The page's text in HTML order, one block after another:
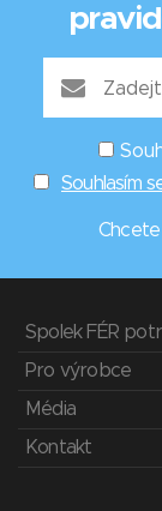
Souhlasím
Spolek FÉR
Pro výrobce
Média
Kontakt